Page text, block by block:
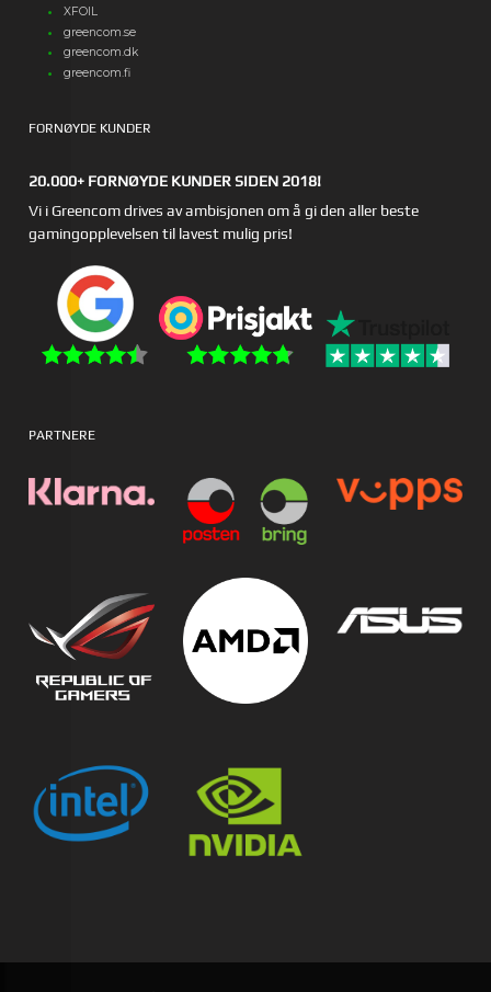
XFOIL
greencom.se
greencom.dk
greencom.fi
FORNØYDE KUNDER
20.000+ FORNØYDE KUNDER SIDEN 2018!
Vi i Greencom drives av ambisjonen om å gi den aller beste
gamingopplevelsen til lavest mulig pris!
PARTNERE